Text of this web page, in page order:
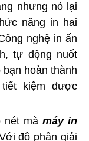
nhưng nó lại
năng in hai
nghệ in ấn
tự động nuốt
hoàn thành
kiệm được
nét mà máy in
độ phân giải